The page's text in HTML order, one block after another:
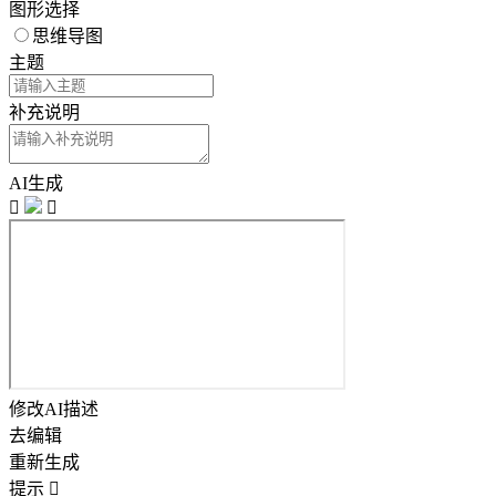
图形选择
思维导图
主题
补充说明
AI生成


修改AI描述
去编辑
重新生成
提示 